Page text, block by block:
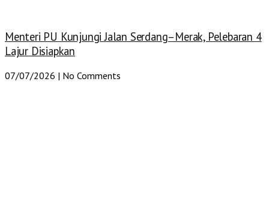
Menteri PU Kunjungi Jalan Serdang–Merak, Pelebaran 4
Lajur Disiapkan
07/07/2026 No Comments